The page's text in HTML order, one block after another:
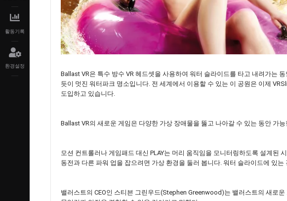
Ballast VR은 특수 방수 VR 헤드셋을 사용하여 워터 슬라이드를 타고 내려가는
듯이 멋진 워터파크 명소입니다. 전 세계에서 이용할 수 있는 이 공원은 이제
도입하고 있습니다.
Ballast VR의 새로운 게임은 다양한 가상 장애물을 뚫고 나아갈 수 있는 동안 가
모션 컨트롤러나 게임패드 대신 PLAY는 머리 움직임을 모니터링하도록 설계된
동전과 다른 파워 업을 잡으려면 가상 환경을 둘러 봅니다. 워터 슬라이드에 있
밸러스트의 CEO인 스티븐 그린우드(Stephen Greenwood)는 밸러스트의 새로
활동기록
환경설정